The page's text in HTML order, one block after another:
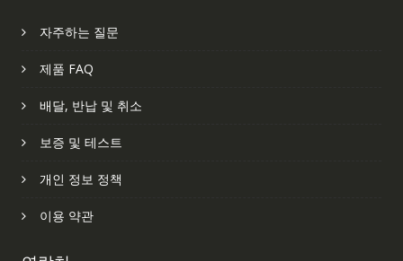
자주하는 질문
제품 FAQ
배달, 반납 및 취소
보증 및 테스트
개인 정보 정책
이용 약관